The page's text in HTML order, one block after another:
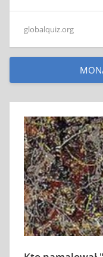
globalquiz.org